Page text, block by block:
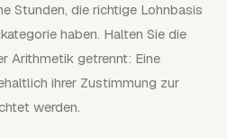
Stunden, die richtige Lohnbasis
haben. Halten Sie die
Arithmetik getrennt: Eine
ihrer Zustimmung zur
werden.